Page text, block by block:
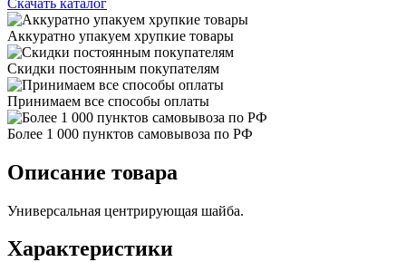
Аккуратно упакуем хрупкие товары
Скидки постоянным покупателям
Принимаем все способы оплаты
Более 1 000 пунктов самовывоза по РФ
Описание товара
Универсальная центрирующая шайба.
Характеристики